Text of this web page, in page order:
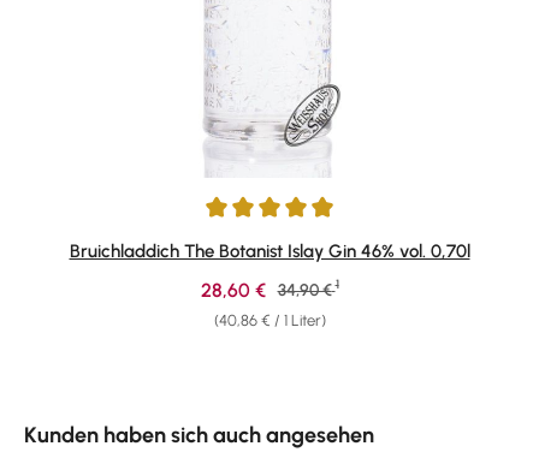
Durchschnittliche Bewertung von 4.89 von 5 Sternen
Bruichladdich The Botanist Islay Gin 46% vol. 0,70l
(40,86 € / 1 Liter)
Verkaufspreis:
28,60 € Regulärer Preis:
34,90 € 1
Kunden haben sich auch angesehen